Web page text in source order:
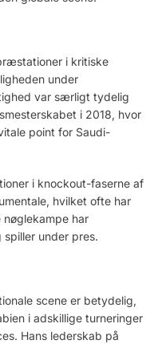
i kritiske
under
var særligt tydelig
i 2018, hvor
point for Saudi-
i knockout-faserne af
hvilket ofte har
nøglekampe har
under pres.
scene er betydelig,
i adskillige turneringer
Hans lederskab på